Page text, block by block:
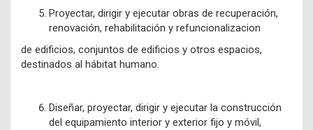
Proyectar, dirigir y ejecutar obras de recuperación,
renovación, rehabilitación y refuncionalizacion
de edificios, conjuntos de edificios y otros espacios,
destinados al hábitat humano.
Diseñar, proyectar, dirigir y ejecutar la construcción
del equipamiento interior y exterior fijo y móvil,